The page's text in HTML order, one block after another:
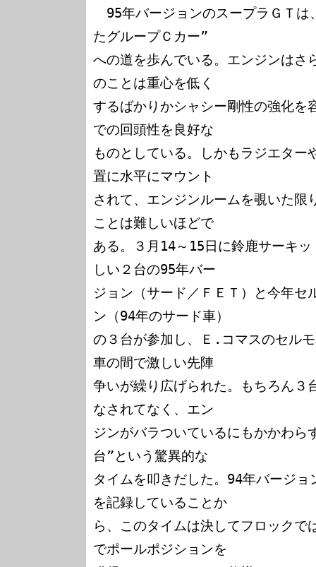
95年バージョンのスープラＧＴは
たグループＣカー”
への道を歩んでいる。エンジンはさ
のことは重心を低く
するばかりかシャシー剛性の強化を
での回頭性を良好な
ものとしている。しかもラジエター
置に水平にマウント
されて、エンジンルームを覗いた限
ことは難しいほどで
ある。３月14～15日に鈴鹿サーキ
しい２台の95年バー
ジョン（サード／ＦＥＴ）と今年セ
ン（94年のサード車）
の３台が参加し、Ｅ.コマスのセル
車の間で激しい先陣
争いが繰り広げられた。もちろん３
なされてなく、エン
ジンがバラついているにもかかわ
台”という驚異的な
タイムを叩きだした。94年バージ
を記録していることか
ら、このタイムは決してフロックで
でポールポジションを